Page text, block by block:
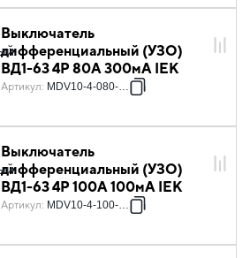
Выключатель
дифференциальный (УЗО)
ВД1-63 4Р 80А 300мА IEK
Артикул: MDV10-4-080-300
Выключатель
дифференциальный (УЗО)
ВД1-63 4Р 100А 100мА IEK
Артикул: MDV10-4-100-100